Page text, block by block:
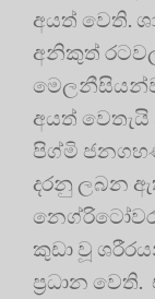
අයත් වෙති.
අනිකුත්
අයත්
පිග්මි
දරනු ලබන
කුඩා වූ
ප‍්‍රධාන